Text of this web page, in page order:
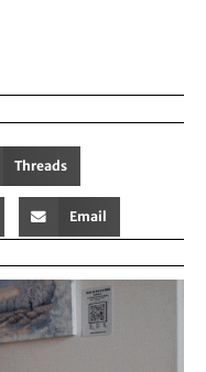
Threads
Email